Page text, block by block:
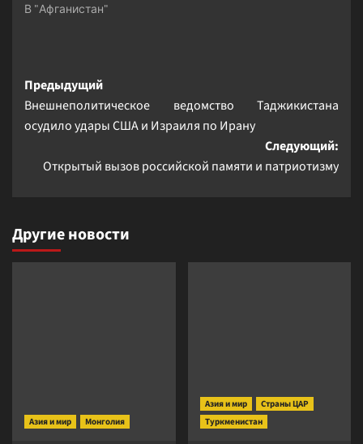
В "Афганистан"
Навигация
записи
Предыдущий
Внешнеполитическое ведомство Таджикистана
осудило удары США и Израиля по Ирану
Следующий:
Открытый вызов российской памяти и патриотизму
Другие новости
Азия и мир Монголия
Азия и мир
Страны ЦАР
Туркменистан